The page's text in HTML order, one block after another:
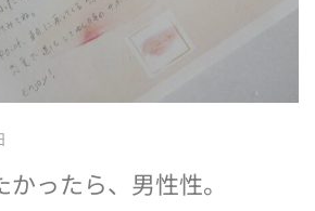
ったら、男性性。